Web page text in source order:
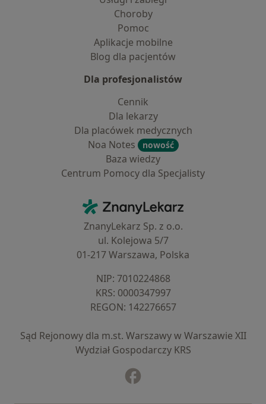
Choroby
Pomoc
Aplikacje mobilne
Blog dla pacjentów
Dla profesjonalistów
Cennik
Dla lekarzy
Dla placówek medycznych
Noa Notes
nowość
Baza wiedzy
Centrum Pomocy dla Specjalisty
ZnanyLekarz - Strona główna
ZnanyLekarz Sp. z o.o.
ul. Kolejowa 5/7
01-217 Warszawa, Polska
NIP: ⁠7010224868
KRS: ⁠0000347997
REGON: ⁠142276657
Sąd Rejonowy dla m.st. Warszawy w Warszawie XII
Wydział Gospodarczy KRS